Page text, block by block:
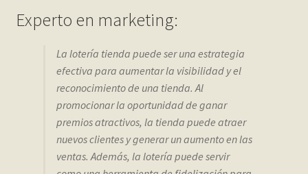
Experto en marketing:
La lotería tienda puede ser una estrategia
efectiva para aumentar la visibilidad y el
reconocimiento de una tienda. Al
promocionar la oportunidad de ganar
premios atractivos, la tienda puede atraer
nuevos clientes y generar un aumento en las
ventas. Además, la lotería puede servir